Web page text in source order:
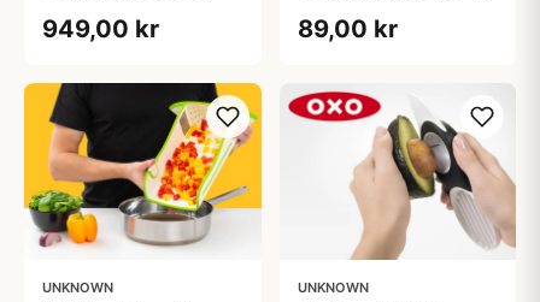
949,00 kr 89,00 kr
UNKNOWN UNKNOWN